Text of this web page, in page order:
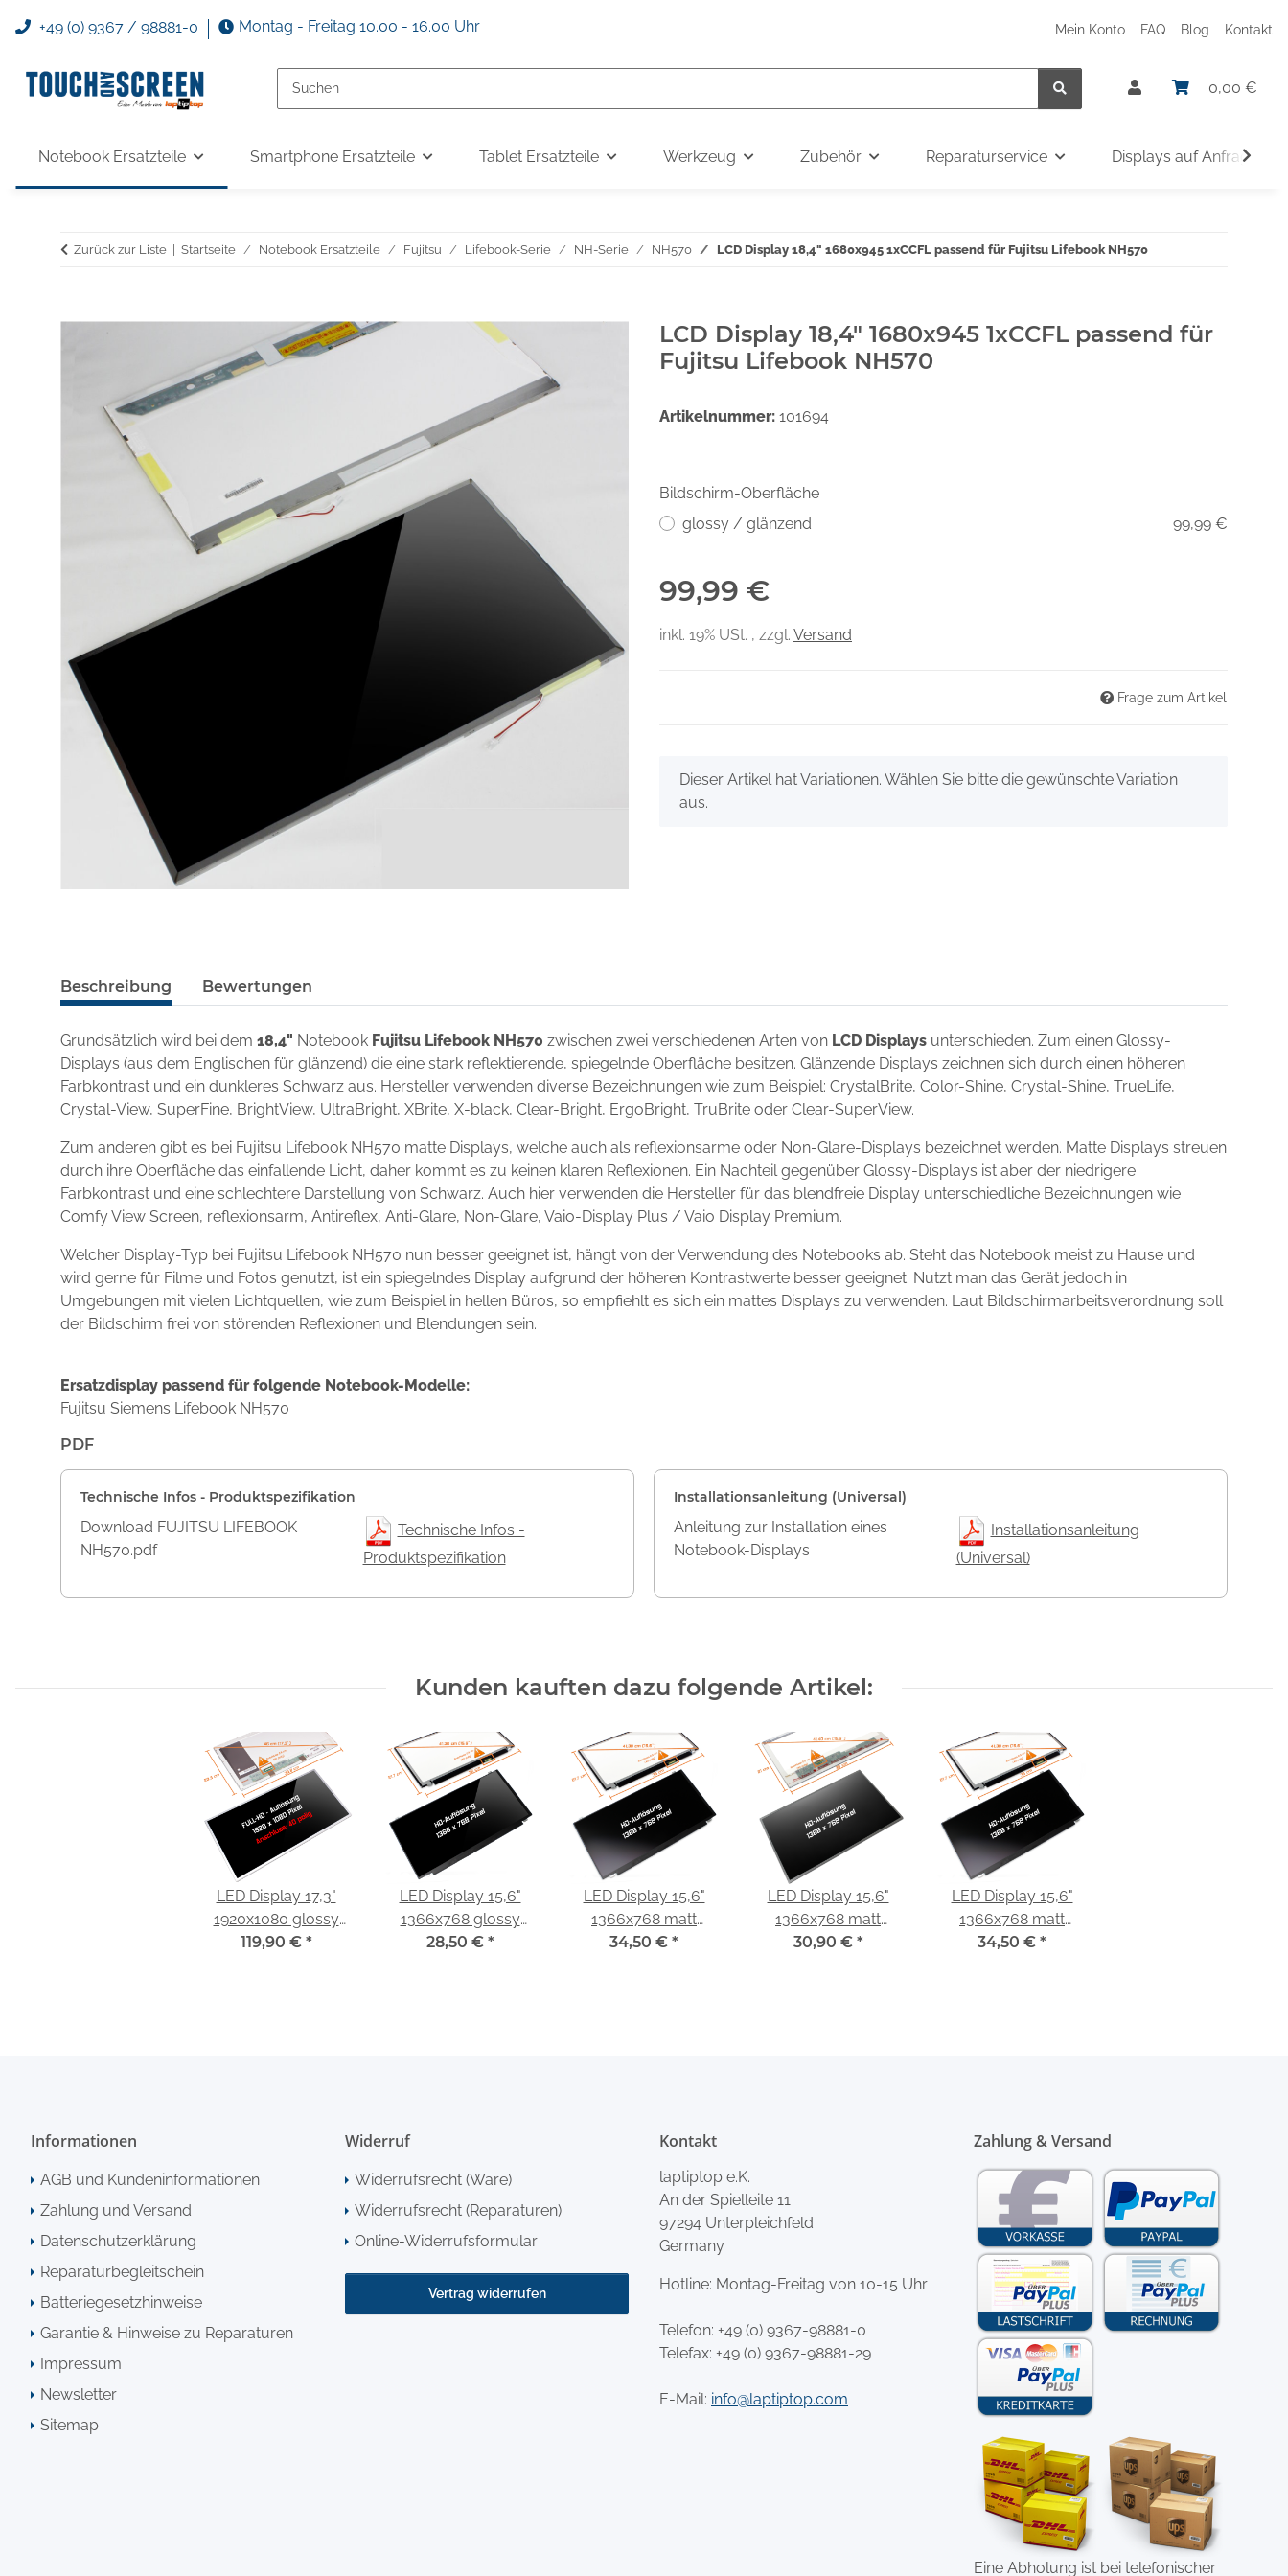
+49 (0) 9367 / 98881-0 Montag - Freitag 10.00 - 16.00 Uhr Mein Konto FAQ Blog Kontakt
0,00 €
Notebook Ersatzteile Smartphone Ersatzteile Tablet Ersatzteile Werkzeug Zubehör Reparaturservice Displays auf Anfrage
Zurück zur Liste Startseite Notebook Ersatzteile Fujitsu Lifebook-Serie NH-Serie NH570 LCD Display 18,4" 1680x945 1xCCFL passend für Fujitsu Lifebook NH570
LCD Display 18,4" 1680x945 1xCCFL passend für
Fujitsu Lifebook NH570
Artikelnummer: 101694
Bildschirm-Oberfläche
glossy / glänzend
99,99 €
99,99 €
inkl. 19% USt. , zzgl. Versand
Frage zum Artikel
xDieser Artikel hat Variationen. Wählen Sie bitte die gewünschte Variation
aus.
Beschreibung Bewertungen
Grundsätzlich wird bei dem 18,4" Notebook Fujitsu Lifebook NH570 zwischen zwei verschiedenen Arten von LCD Displays unterschieden. Zum einen Glossy-
Displays (aus dem Englischen für glänzend) die eine stark reflektierende, spiegelnde Oberfläche besitzen. Glänzende Displays zeichnen sich durch einen höheren
Farbkontrast und ein dunkleres Schwarz aus. Hersteller verwenden diverse Bezeichnungen wie zum Beispiel: CrystalBrite, Color-Shine, Crystal-Shine, TrueLife,
Crystal-View, SuperFine, BrightView, UltraBright, XBrite, X-black, Clear-Bright, ErgoBright, TruBrite oder Clear-SuperView.
Zum anderen gibt es bei Fujitsu Lifebook NH570 matte Displays, welche auch als reflexionsarme oder Non-Glare-Displays bezeichnet werden. Matte Displays streuen
durch ihre Oberfläche das einfallende Licht, daher kommt es zu keinen klaren Reflexionen. Ein Nachteil gegenüber Glossy-Displays ist aber der niedrigere
Farbkontrast und eine schlechtere Darstellung von Schwarz. Auch hier verwenden die Hersteller für das blendfreie Display unterschiedliche Bezeichnungen wie
Comfy View Screen, reflexionsarm, Antireflex, Anti-Glare, Non-Glare, Vaio-Display Plus / Vaio Display Premium.
Welcher Display-Typ bei Fujitsu Lifebook NH570 nun besser geeignet ist, hängt von der Verwendung des Notebooks ab. Steht das Notebook meist zu Hause und
wird gerne für Filme und Fotos genutzt, ist ein spiegelndes Display aufgrund der höheren Kontrastwerte besser geeignet. Nutzt man das Gerät jedoch in
Umgebungen mit vielen Lichtquellen, wie zum Beispiel in hellen Büros, so empfiehlt es sich ein mattes Displays zu verwenden. Laut Bildschirmarbeitsverordnung soll
der Bildschirm frei von störenden Reflexionen und Blendungen sein.
Ersatzdisplay passend für folgende Notebook-Modelle:
Fujitsu Siemens Lifebook NH570
PDF
Technische Infos - Produktspezifikation
Download FUJITSU LIFEBOOK
NH570.pdf
Technische Infos -
Produktspezifikation
Installationsanleitung (Universal)
Anleitung zur Installation eines
Notebook-Displays
Installationsanleitung
(Universal)
Kunden kauften dazu folgende Artikel:
LED Display 17,3"
1920x1080 glossy
passend für Fujitsu
119,90 € *
LED Display 15,6"
1366x768 glossy
passend für Fujitsu
28,50 € *
LED Display 15,6"
1366x768 matt
passend für Fujitsu
34,50 € *
LED Display 15,6"
1366x768 matt
passend für LG
30,90 € *
LED Display 15,6"
1366x768 matt
passend für Innolux
34,50 € *
Informationen
AGB und Kundeninformationen
Zahlung und Versand
Datenschutzerklärung
Reparaturbegleitschein
Batteriegesetzhinweise
Garantie & Hinweise zu Reparaturen
Impressum
Newsletter
Sitemap
Widerruf
Widerrufsrecht (Ware)
Widerrufsrecht (Reparaturen)
Online-Widerrufsformular
Vertrag widerrufen
Kontakt
laptiptop e.K.
An der Spielleite 11
97294 Unterpleichfeld
Germany
Hotline: Montag-Freitag von 10-15 Uhr
Telefon: +49 (0) 9367-98881-0
Telefax: +49 (0) 9367-98881-29
E-Mail: info@laptiptop.com
Zahlung & Versand
Eine Abholung ist bei telefonischer